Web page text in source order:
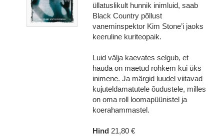
üllatuslikult hunnik inimluid, saab
Black Country põllust
vaneminspektor Kim Stone’i jaoks
keeruline kuriteopaik.
Luid välja kaevates selgub, et
hauda on maetud rohkem kui üks
inimene. Ja märgid luudel viitavad
kujuteldamatutele õudustele, milles
on oma roll loomapüünistel ja
koerahammastel.
Hind 21,80 €